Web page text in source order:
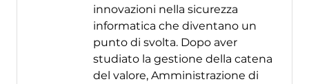
innovazioni nella sicurezza
informatica che diventano un
punto di svolta. Dopo aver
studiato la gestione della catena
del valore, Amministrazione di